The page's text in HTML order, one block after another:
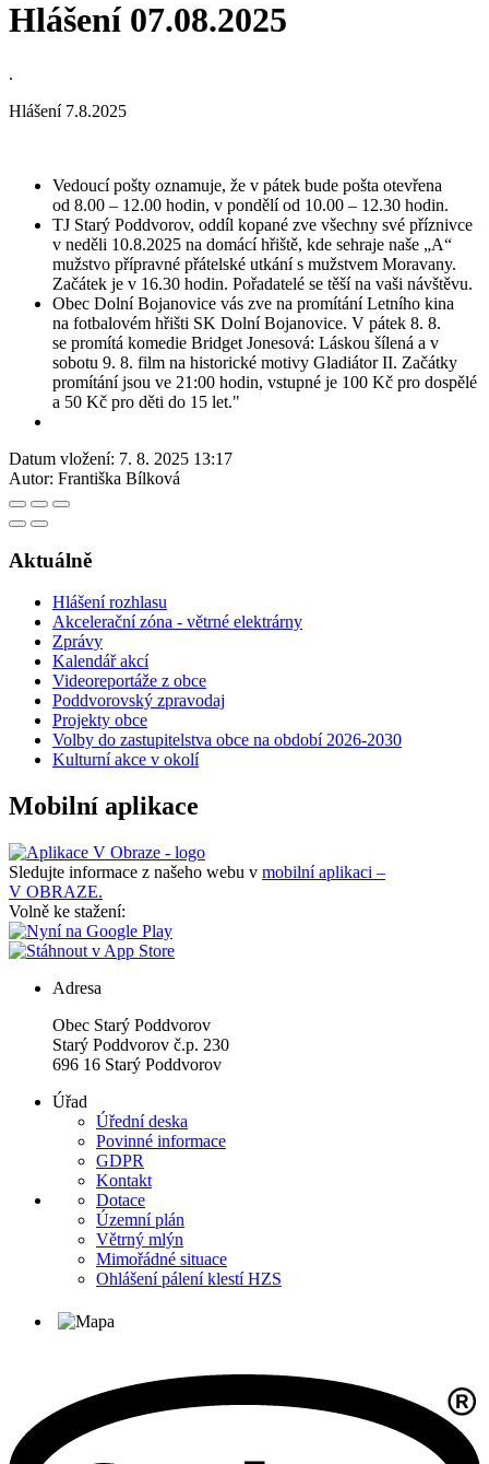
Hlášení 07.08.2025
.
Hlášení 7.8.2025
Vedoucí pošty oznamuje, že v pátek bude pošta otevřena
od 8.00 – 12.00 hodin, v pondělí od 10.00 – 12.30 hodin.
TJ Starý Poddvorov, oddíl kopané zve všechny své příznivce
v neděli 10.8.2025 na domácí hřiště, kde sehraje naše „A“
mužstvo přípravné přátelské utkání s mužstvem Moravany.
Začátek je v 16.30 hodin. Pořadatelé se těší na vaši návštěvu.
Obec Dolní Bojanovice vás zve na promítání Letního kina
na fotbalovém hřišti SK Dolní Bojanovice. V pátek 8. 8.
se promítá komedie Bridget Jonesová: Láskou šílená a v
sobotu 9. 8. film na historické motivy Gladiátor II. Začátky
promítání jsou ve 21:00 hodin, vstupné je 100 Kč pro dospělé
a 50 Kč pro děti do 15 let."
Datum vložení: 7. 8. 2025 13:17
Autor: Františka Bílková
Aktuálně
Hlášení rozhlasu
Akcelerační zóna - větrné elektrárny
Zprávy
Kalendář akcí
Videoreportáže z obce
Poddvorovský zpravodaj
Projekty obce
Volby do zastupitelstva obce na období 2026-2030
Kulturní akce v okolí
Mobilní aplikace
Sledujte informace z našeho webu v mobilní aplikaci –
V OBRAZE.
Volně ke stažení:
Adresa
Obec Starý Poddvorov
Starý Poddvorov č.p. 230
696 16 Starý Poddvorov
Úřad
Úřední deska
Povinné informace
GDPR
Kontakt
Dotace
Územní plán
Větrný mlýn
Mimořádné situace
Ohlášení pálení klestí HZS